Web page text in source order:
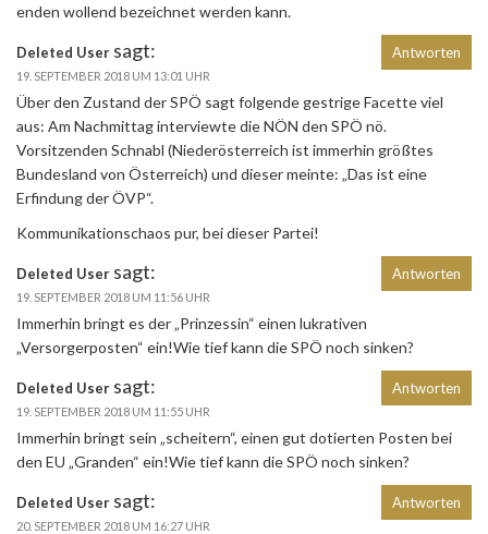
enden wollend bezeichnet werden kann.
Deleted User sagt:
19. SEPTEMBER 2018 UM 13:01 UHR
Über den Zustand der SPÖ sagt folgende gestrige Facette viel
aus: Am Nachmittag interviewte die NÖN den SPÖ nö.
Vorsitzenden Schnabl (Niederösterreich ist immerhin größtes
Bundesland von Österreich) und dieser meinte: „Das ist eine
Erfindung der ÖVP“.
Kommunikationschaos pur, bei dieser Partei!
Antworten
Deleted User sagt:
19. SEPTEMBER 2018 UM 11:56 UHR
Immerhin bringt es der „Prinzessin“ einen lukrativen
„Versorgerposten“ ein!Wie tief kann die SPÖ noch sinken?
Antworten
Deleted User sagt:
19. SEPTEMBER 2018 UM 11:55 UHR
Immerhin bringt sein „scheitern“, einen gut dotierten Posten bei
den EU „Granden“ ein!Wie tief kann die SPÖ noch sinken?
Antworten
Deleted User sagt:
20. SEPTEMBER 2018 UM 16:27 UHR
Antworten